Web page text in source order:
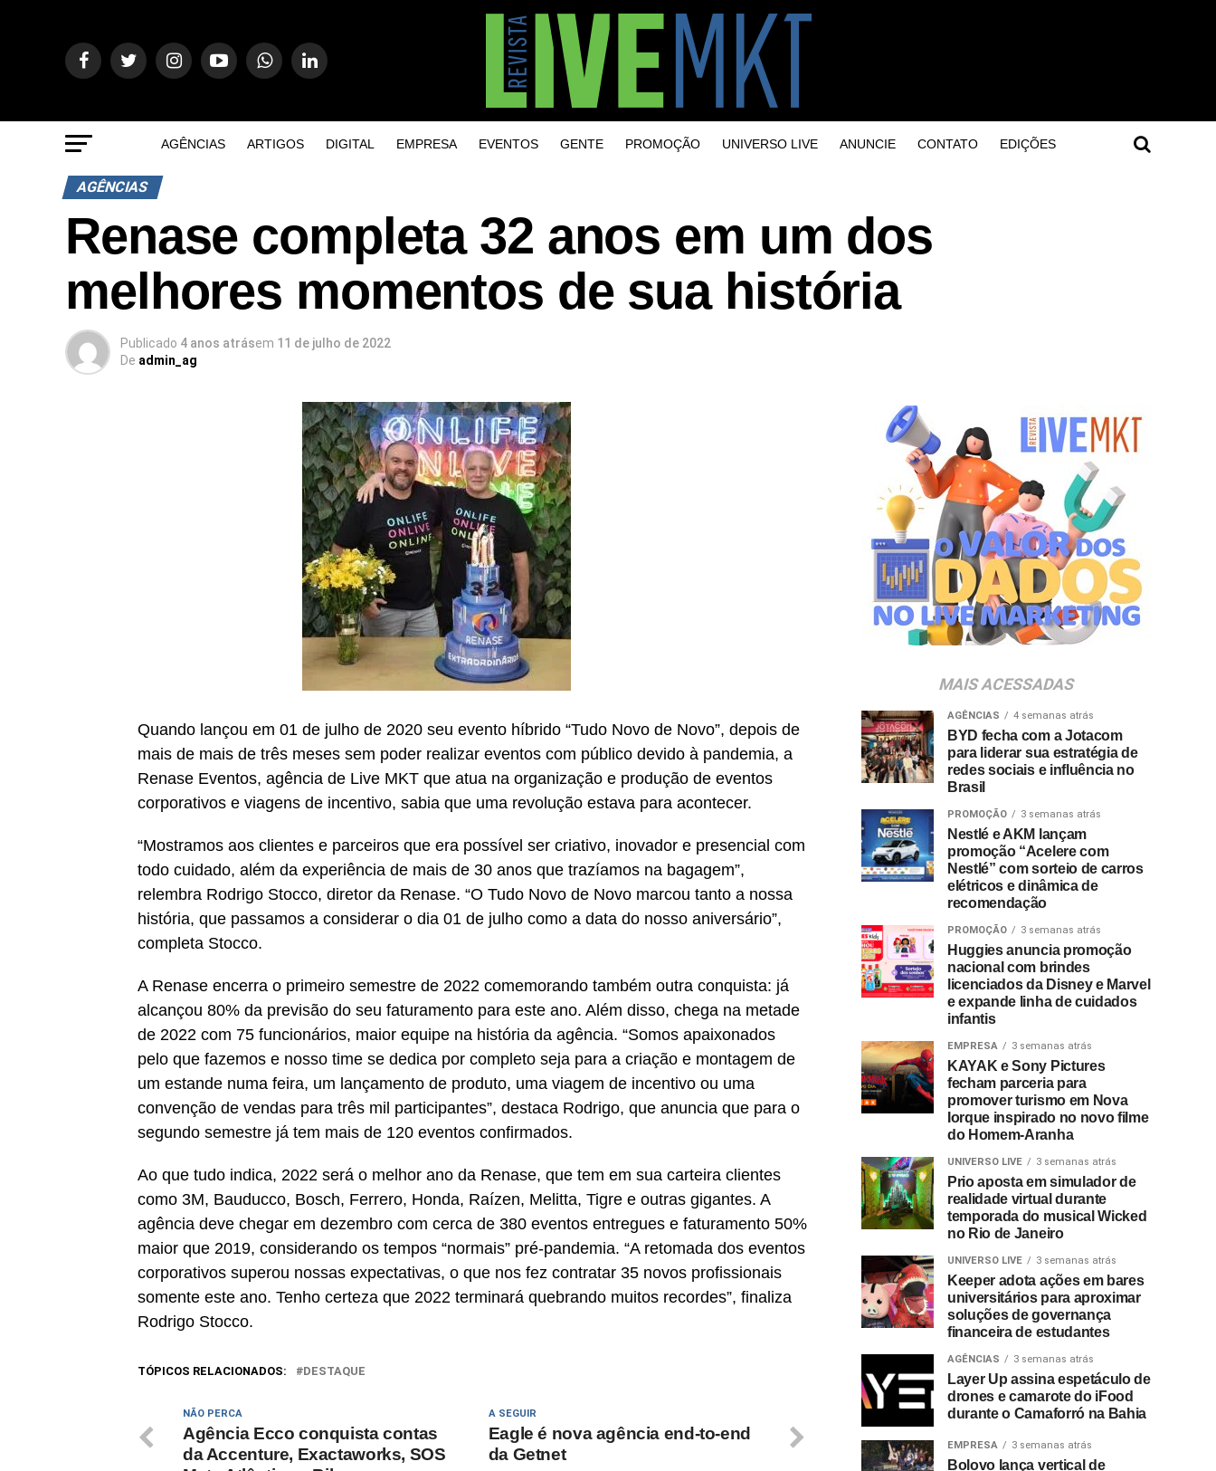
AGÊNCIAS ARTIGOS DIGITAL EMPRESA EVENTOS GENTE PROMOÇÃO UNIVERSO LIVE ANUNCIE CONTATO EDIÇÕES
AGÊNCIAS
Renase completa 32 anos em um dos
melhores momentos de sua história
Publicado 4 anos atrásem 11 de julho de 2022
De admin_ag
Quando lançou em 01 de julho de 2020 seu evento híbrido “Tudo Novo de Novo”, depois de
mais de mais de três meses sem poder realizar eventos com público devido à pandemia, a
Renase Eventos, agência de Live MKT que atua na organização e produção de eventos
corporativos e viagens de incentivo, sabia que uma revolução estava para acontecer.
“Mostramos aos clientes e parceiros que era possível ser criativo, inovador e presencial com
todo cuidado, além da experiência de mais de 30 anos que trazíamos na bagagem”,
relembra Rodrigo Stocco, diretor da Renase. “O Tudo Novo de Novo marcou tanto a nossa
história, que passamos a considerar o dia 01 de julho como a data do nosso aniversário”,
completa Stocco.
A Renase encerra o primeiro semestre de 2022 comemorando também outra conquista: já
alcançou 80% da previsão do seu faturamento para este ano. Além disso, chega na metade
de 2022 com 75 funcionários, maior equipe na história da agência. “Somos apaixonados
pelo que fazemos e nosso time se dedica por completo seja para a criação e montagem de
um estande numa feira, um lançamento de produto, uma viagem de incentivo ou uma
convenção de vendas para três mil participantes”, destaca Rodrigo, que anuncia que para o
segundo semestre já tem mais de 120 eventos confirmados.
Ao que tudo indica, 2022 será o melhor ano da Renase, que tem em sua carteira clientes
como 3M, Bauducco, Bosch, Ferrero, Honda, Raízen, Melitta, Tigre e outras gigantes. A
agência deve chegar em dezembro com cerca de 380 eventos entregues e faturamento 50%
maior que 2019, considerando os tempos “normais” pré-pandemia. “A retomada dos eventos
corporativos superou nossas expectativas, o que nos fez contratar 35 novos profissionais
somente este ano. Tenho certeza que 2022 terminará quebrando muitos recordes”, finaliza
Rodrigo Stocco.
TÓPICOS RELACIONADOS: DESTAQUE
A SEGUIR
Eagle é nova agência end-to-end
da Getnet
NÃO PERCA
Agência Ecco conquista contas
da Accenture, Exactaworks, SOS
MAIS ACESSADAS
AGÊNCIAS 4 semanas atrás
BYD fecha com a Jotacom
para liderar sua estratégia de
redes sociais e influência no
Brasil
PROMOÇÃO 3 semanas atrás
Nestlé e AKM lançam
promoção “Acelere com
Nestlé” com sorteio de carros
elétricos e dinâmica de
recomendação
PROMOÇÃO 3 semanas atrás
Huggies anuncia promoção
nacional com brindes
licenciados da Disney e Marvel
e expande linha de cuidados
infantis
EMPRESA 3 semanas atrás
KAYAK e Sony Pictures
fecham parceria para
promover turismo em Nova
Iorque inspirado no novo filme
do Homem-Aranha
UNIVERSO LIVE 3 semanas atrás
Prio aposta em simulador de
realidade virtual durante
temporada do musical Wicked
no Rio de Janeiro
UNIVERSO LIVE 3 semanas atrás
Keeper adota ações em bares
universitários para aproximar
soluções de governança
financeira de estudantes
AGÊNCIAS 3 semanas atrás
Layer Up assina espetáculo de
drones e camarote do iFood
durante o Camaforró na Bahia
EMPRESA 3 semanas atrás
Bolovo lança vertical de